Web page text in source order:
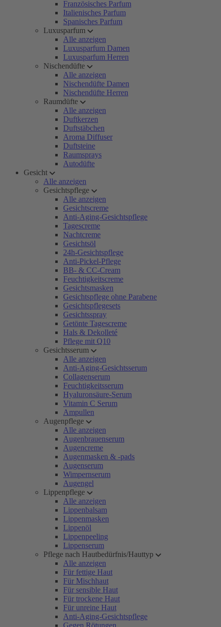
Französisches Parfum
Italienisches Parfum
Spanisches Parfum
Luxusparfum
Alle anzeigen
Luxusparfum Damen
Luxusparfum Herren
Nischendüfte
Alle anzeigen
Nischendüfte Damen
Nischendüfte Herren
Raumdüfte
Alle anzeigen
Duftkerzen
Duftstäbchen
Aroma Diffuser
Duftsteine
Raumsprays
Autodüfte
Gesicht
Alle anzeigen
Gesichtspflege
Alle anzeigen
Gesichtscreme
Anti-Aging-Gesichtspflege
Tagescreme
Nachtcreme
Gesichtsöl
24h-Gesichtspflege
Anti-Pickel-Pflege
BB- & CC-Cream
Feuchtigkeitscreme
Gesichtsmasken
Gesichtspflege ohne Parabene
Gesichtspflegesets
Gesichtsspray
Getönte Tagescreme
Hals & Dekolleté
Pflege mit Q10
Gesichtsserum
Alle anzeigen
Anti-Aging-Gesichtsserum
Collagenserum
Feuchtigkeitsserum
Hyaluronsäure-Serum
Vitamin C Serum
Ampullen
Augenpflege
Alle anzeigen
Augenbrauenserum
Augencreme
Augenmasken & -pads
Augenserum
Wimpernserum
Augengel
Lippenpflege
Alle anzeigen
Lippenbalsam
Lippenmasken
Lippenöl
Lippenpeeling
Lippenserum
Pflege nach Hautbedürfnis/Hauttyp
Alle anzeigen
Für fettige Haut
Für Mischhaut
Für sensible Haut
Für trockene Haut
Für unreine Haut
Anti-Aging-Gesichtspflege
Gegen Rötungen